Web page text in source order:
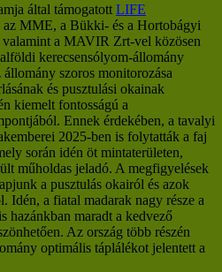
által támogatott LIFE
az MME, a Bükki- és a Hortobágyi
valamint a MAVIR Zrt-vel közösen
kerecsensólyom-állomány
szoros monitorozása
és pusztulási okainak
kiemelt fontosságú a
Ennek érdekében, a tavalyi
2025-ben is folytatták a faj
során idén öt mintaterületen,
műholdas jeladó. A megfigyelések
a pusztulás okairól és azok
Idén, a fiatal madarak nagy része a
hazánkban maradt a kedvező
Az ország több részén
optimális táplálékot jelentett a